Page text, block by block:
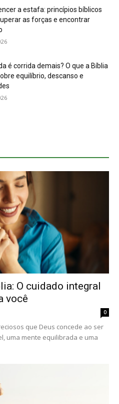
a estafa: princípios bíblicos
as forças e encontrar
é corrida demais? O que a Bíblia
equilíbrio, descanso e
O cuidado integral
você
0
que Deus concede ao ser
uma mente equilibrada e uma